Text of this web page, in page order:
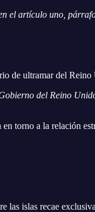
el artículo uno,
de ultramar del
del Reino
torno a la relación
las islas recae